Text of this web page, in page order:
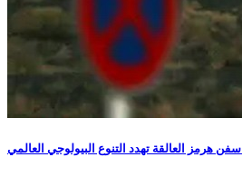
هرمز العالقة تهدد التنوع البيولوجي العالمي